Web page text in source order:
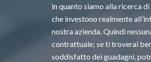
in quanto siamo alla ricerca
che investono realmente
nostra azienda. Quindi
contrattuale; se ti troverai
soddisfatto dei guadagni,